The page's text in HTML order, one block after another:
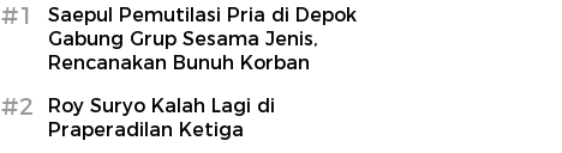
#1
Saepul Pemutilasi Pria di Depok
Gabung Grup Sesama Jenis,
Rencanakan Bunuh Korban
#2
Roy Suryo Kalah Lagi di
Praperadilan Ketiga